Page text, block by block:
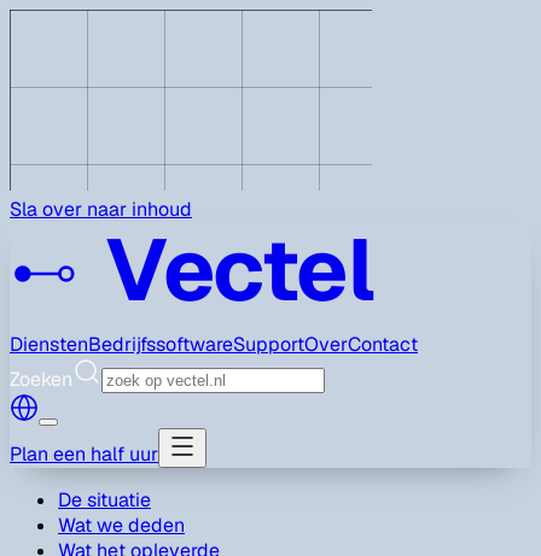
Sla over naar inhoud
Vectel
DienstenBedrijfssoftwareSupportOverContact
Zoeken
Plan een half uur
De situatie
Wat we deden